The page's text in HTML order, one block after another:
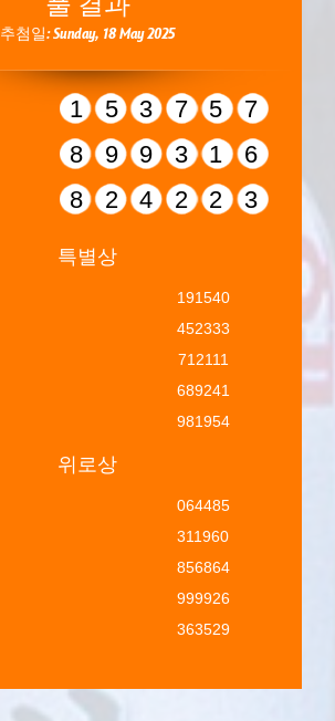
추첨일: Sunday, 18 May 2025
153757
899316
824223
특별상
191540
452333
712111
689241
981954
위로상
064485
311960
856864
999926
363529